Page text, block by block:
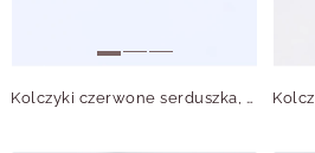
Kolczyki czerwone serduszka, złoty S200272Z03